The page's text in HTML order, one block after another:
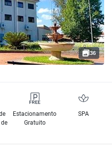
36
Estacionamento
Gratuito
SPA